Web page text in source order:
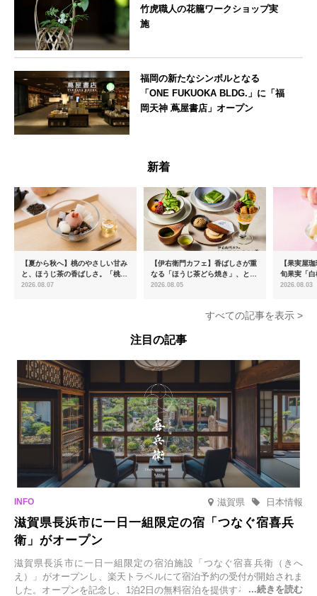
竹虎職人の花籠ワークショップ実
施
福岡の新たなシンボルとなる
「ONE FUKUOKA BLDG.」に「福
岡天神 蔦屋書店」オープン
新着
【夏から秋へ】桃のやさしい甘み
と、ほうじ茶の香ばしさ。「桃と
ほうじ茶のあんみつ」を8月中旬
2026.08.07
【伊右衛門カフェ】香ばしさが重
なる「ほうじ茶どら焼き」、とろ
ける「宇治抹茶ティラミス」が新
2026.08.05
【果実屋
旬果実「
限定販売
2026.08.03
すべての記事を表示 >
注目の記事
滋賀県 日本情報
滋賀県長浜市に一日一組限定の宿「つなぐ宿喜兵
衛」がオープン
滋賀県長浜市に一日一組限定の宿泊施設「つなぐ宿喜兵衛（きへ
え）」がオープンし、楽天トラベルにて宿泊予約の受付が開始されま
した。オープンを記念し、1泊2日の無料宿泊を提供するキャンペーン